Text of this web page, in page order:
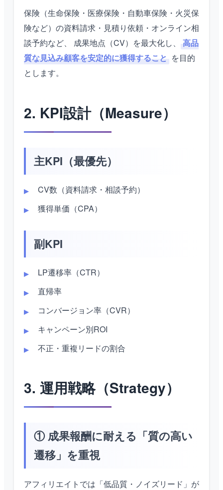
保険（生命保険・医療保険・自動車保険・火災保
険など）の資料請求・見積り依頼・オンライン相
談予約など、 成果地点（CV）を最大化し、
高品
質な見込み顧客を安定的に獲得すること を目的
とします。
2. KPI設計（Measure）
主KPI（最優先）
CV数（資料請求・相談予約）
獲得単価（CPA）
副KPI
LP遷移率（CTR）
直帰率
コンバージョン率（CVR）
キャンペーン別ROI
不正・重複リードの割合
3. 運用戦略（Strategy）
① 成果報酬に耐える「質の高い
遷移」を重視
アフィリエイトでは「低品質・ノイズリード」が